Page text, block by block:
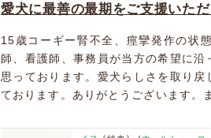
愛犬に最善の最期をご支援いた
15歳コーギー腎不全、痙攣発作の状
師、看護師、事務員が当方の希望に
思っております。愛犬らしさを取り
ております。ありがとうございます。